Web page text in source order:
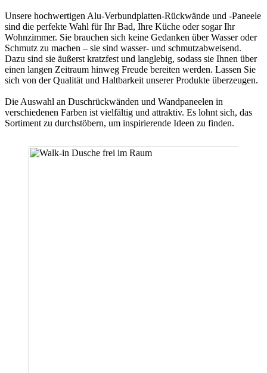
Unsere hochwertigen Alu-Verbundplatten-Rückwände und -Paneele
sind die perfekte Wahl für Ihr Bad, Ihre Küche oder sogar Ihr
Wohnzimmer. Sie brauchen sich keine Gedanken über Wasser oder
Schmutz zu machen – sie sind wasser- und schmutzabweisend.
Dazu sind sie äußerst kratzfest und langlebig, sodass sie Ihnen über
einen langen Zeitraum hinweg Freude bereiten werden. Lassen Sie
sich von der Qualität und Haltbarkeit unserer Produkte überzeugen.
Die Auswahl an Duschrückwänden und Wandpaneelen in
verschiedenen Farben ist vielfältig und attraktiv. Es lohnt sich, das
Sortiment zu durchstöbern, um inspirierende Ideen zu finden.